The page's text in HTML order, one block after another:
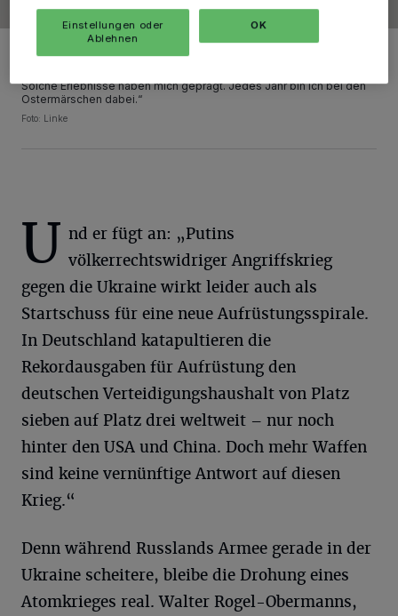
Walter Rogel-Obermanns: „Krieg ist schlimm. Meine Mutter wurde
damals aus Schlesien zwangsumgesiedelt. Mein Vater ist als 16-
Solche Erlebnisse haben mich geprägt. Jedes Jahr bin ich bei den
Ostermärschen dabei.“
Foto: Linke
U nd er fügt an: „Putins
völkerrechtswidriger Angriffskrieg
gegen die Ukraine wirkt leider auch als
Startschuss für eine neue Aufrüstungsspirale.
In Deutschland katapultieren die
Rekordausgaben für Aufrüstung den
deutschen Verteidigungshaushalt von Platz
sieben auf Platz drei weltweit – nur noch
hinter den USA und China. Doch mehr Waffen
sind keine vernünftige Antwort auf diesen
Krieg.“
Denn während Russlands Armee gerade in der
Ukraine scheitere, bleibe die Drohung eines
Atomkrieges real. Walter Rogel-Obermanns,
Einstellungen oder
Ablehnen
OK